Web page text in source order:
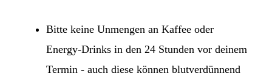
Bitte keine Unmengen an Kaffee oder
Energy-Drinks in den 24 Stunden vor deinem
Termin - auch diese können blutverdünnend